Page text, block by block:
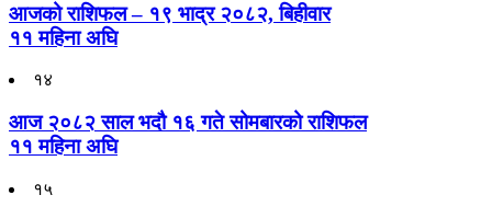
आजको राशिफल – १९ भाद्र २०८२, बिहीवार
११ महिना अघि
१४
आज २०८२ साल भदौ १६ गते सोमबारको राशिफल
११ महिना अघि
१५